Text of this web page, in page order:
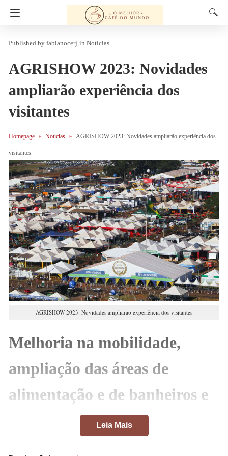
fabianocerj in Notícias
AGRISHOW 2023: Novidades
ampliarão experiência dos
visitantes
Homepage Notícias AGRISHOW 2023: Novidades ampliarão experiência dos
visitantes
AGRISHOW 2023: Novidades ampliarão experiência dos visitantes
Melhoria na mobilidade,
ampliação das áreas de
alimentação e de banheiros e
novas atrações estarão na
Leia Mais